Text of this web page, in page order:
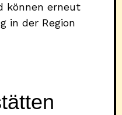
können erneut
in der Region